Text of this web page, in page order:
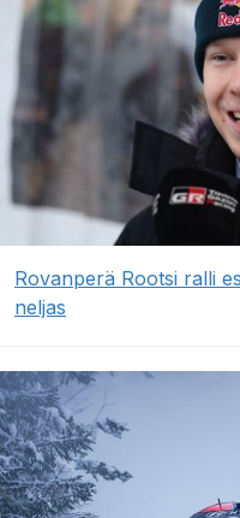
Rovanperä Rootsi ralli
neljas